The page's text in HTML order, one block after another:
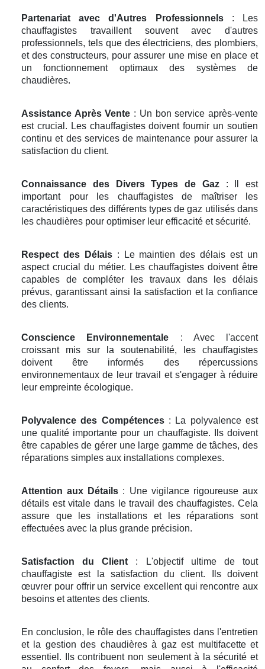
Partenariat avec d'Autres Professionnels: Les
chauffagistes travaillent souvent avec d'autres
professionnels, tels que des électriciens, des plombiers,
et des constructeurs, pour assurer une mise en place et
un fonctionnement optimaux des systèmes de
chaudières.
Assistance Après Vente : Un bon service après-vente
est crucial. Les chauffagistes doivent fournir un soutien
continu et des services de maintenance pour assurer la
satisfaction du client.
Connaissance des Divers Types de Gaz: Il est
important pour les chauffagistes de maîtriser les
caractéristiques des différents types de gaz utilisés dans
les chaudières pour optimiser leur efficacité et sécurité.
Respect des Délais: Le maintien des délais est un
aspect crucial du métier. Les chauffagistes doivent être
capables de compléter les travaux dans les délais
prévus, garantissant ainsi la satisfaction et la confiance
des clients.
Conscience Environnementale : Avec l'accent
croissant mis sur la soutenabilité, les chauffagistes
doivent être informés des répercussions
environnementaux de leur travail et s'engager à réduire
leur empreinte écologique.
Polyvalence des Compétences: La polyvalence est
une qualité importante pour un chauffagiste. Ils doivent
être capables de gérer une large gamme de tâches, des
réparations simples aux installations complexes.
Attention aux Détails : Une vigilance rigoureuse aux
détails est vitale dans le travail des chauffagistes. Cela
assure que les installations et les réparations sont
effectuées avec la plus grande précision.
Satisfaction du Client: L'objectif ultime de tout
chauffagiste est la satisfaction du client. Ils doivent
œuvrer pour offrir un service excellent qui rencontre aux
besoins et attentes des clients.
En conclusion, le rôle des chauffagistes dans l'entretien
et la gestion des chaudières à gaz est multifacette et
essentiel. Ils contribuent non seulement à la sécurité et